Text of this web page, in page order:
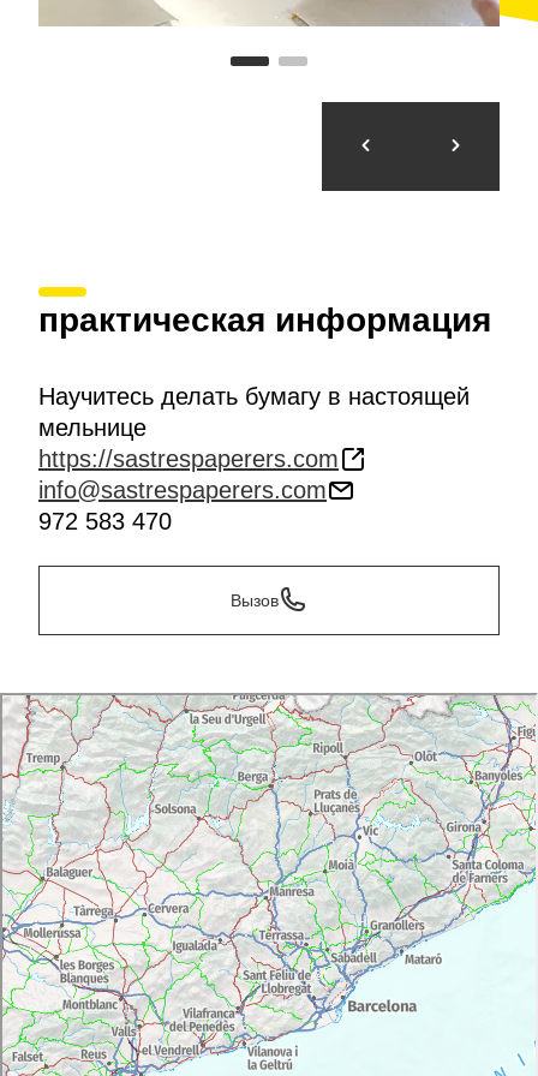
практическая информация
Научитесь делать бумагу в настоящей
мельнице
https://sastrespaperers.com
info@sastrespaperers.com
972 583 470
Вызов